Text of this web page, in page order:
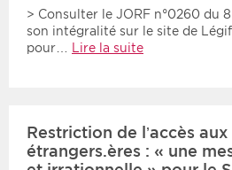
> Consulter le JORF n°0260 du
son intégralité sur le site de
pour…
Lire la suite
Restriction de l’accès
étrangers.ères : « une